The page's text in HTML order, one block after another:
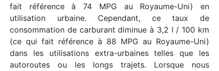
fait référence à 74 MPG au Royaume-Uni) en
utilisation urbaine. Cependant, ce taux de
consommation de carburant diminue à 3,2 l / 100 km
(ce qui fait référence à 88 MPG au Royaume-Uni)
dans les utilisations extra-urbaines telles que les
autoroutes ou les longs trajets. Lorsque nous